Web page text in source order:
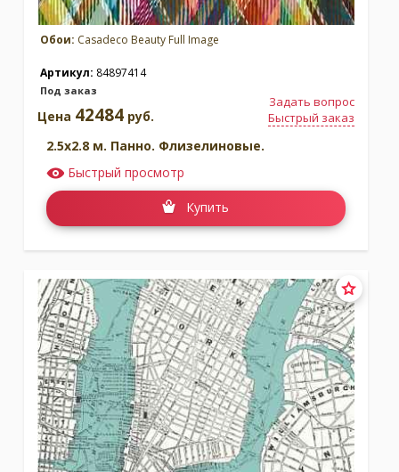
Обои: Casadeco Beauty Full Image
Артикул: 84897414
Под заказ
Задать вопрос
Быстрый заказ
Цена 42484 руб.
2.5x2.8 м. Панно. Флизелиновые.
Быстрый просмотр
Купить